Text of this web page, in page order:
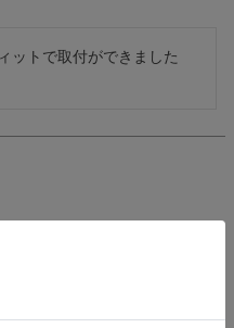
ットで取付ができました